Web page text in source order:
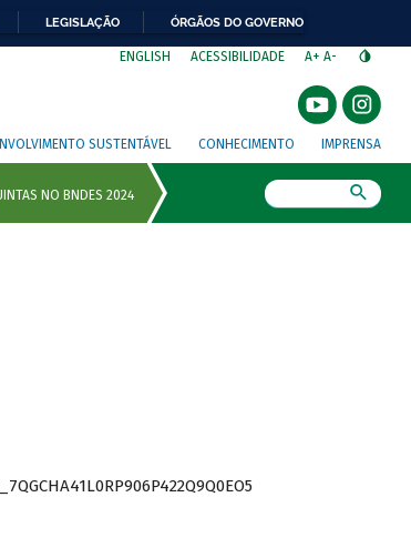
LEGISLAÇÃO ÓRGÃOS DO GOVERNO
ENGLISH ACESSIBILIDADE A+ A-
SUSTENTÁVEL CONHECIMENTO IMPRENSA